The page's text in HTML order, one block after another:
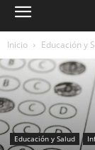
Inicio Educación y
Educación y Salud